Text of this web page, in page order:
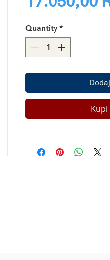
Quantity *
Kupi